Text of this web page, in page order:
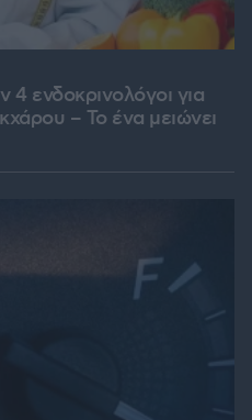
ενδοκρινολόγοι για
– Το ένα μειώνει